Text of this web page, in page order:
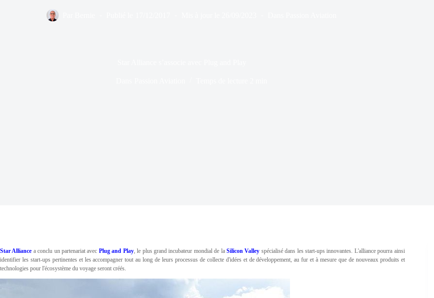
Star Alliance a conclu un partenariat avec Plug and Play, le plus grand incubateur mondial de la Silicon Valley spécialisé dans les start-ups innovantes. L'alliance pourra ainsi
identifier les start-ups pertinentes et les accompagner tout au long de leurs processus de collecte d'idées et de développement, au fur et à mesure que de nouveaux produits et
technologies pour l'écosystème du voyage seront créés.